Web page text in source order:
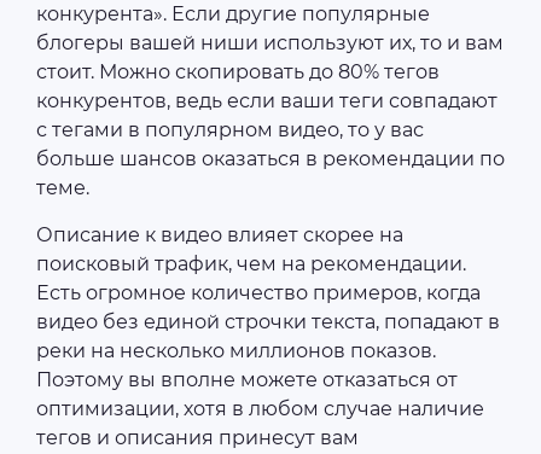
конкурента». Если другие популярные
блогеры вашей ниши используют их, то и вам
стоит. Можно скопировать до 80% тегов
конкурентов, ведь если ваши теги совпадают
с тегами в популярном видео, то у вас
больше шансов оказаться в рекомендации по
теме.
Описание к видео влияет скорее на
поисковый трафик, чем на рекомендации.
Есть огромное количество примеров, когда
видео без единой строчки текста, попадают в
реки на несколько миллионов показов.
Поэтому вы вполне можете отказаться от
оптимизации, хотя в любом случае наличие
тегов и описания принесут вам